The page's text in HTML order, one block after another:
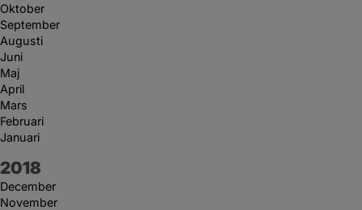
Oktober
September
Augusti
Juni
Maj
April
Mars
Februari
Januari
År:
2018
December
November